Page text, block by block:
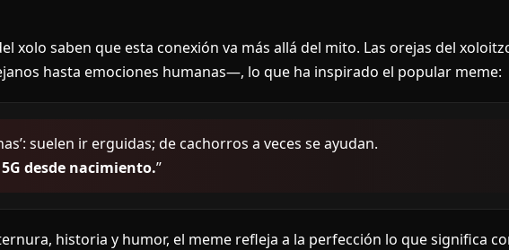
xolo saben que esta conexión va más allá del mito. Las orejas del
hasta emociones humanas—, lo que ha inspirado el popular meme:
suelen ir erguidas; de cachorros a veces se ayudan.
desde nacimiento.”
historia y humor, el meme refleja a la perfección lo que significa